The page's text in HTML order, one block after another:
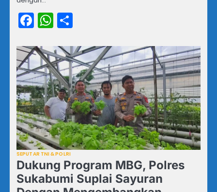
Facebook
WhatsApp
SEPUTAR TNI & POLRI
Dukung Program MBG, Polres
Sukabumi Suplai Sayuran